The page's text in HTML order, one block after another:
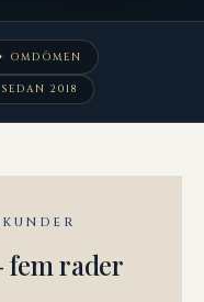
OMDÖMEN
2018
fem rader